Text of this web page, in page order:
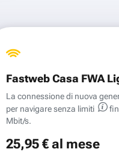
Fastweb Casa FWA
La connessione di nuova
per navigare senza limiti
Mbit/s.
25,95 €al mese